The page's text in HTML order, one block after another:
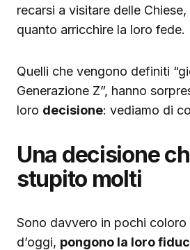
recarsi a visitare delle
quanto arricchire la loro fede.
Quelli che vengono definiti
Generazione Z”, hanno
loro decisione: vediamo di
Una decisione
stupito molti
Sono davvero in pochi coloro
d’oggi, pongono la loro